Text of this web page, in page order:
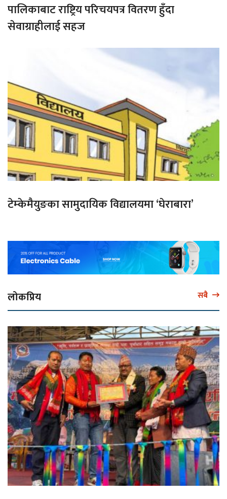
पालिकाबाट राष्ट्रिय परिचयपत्र वितरण हुँदा
सेवाग्राहीलाई सहज
टेम्केमैयुङका सामुदायिक विद्यालयमा ‘घेराबारा’
लोकप्रिय सबै